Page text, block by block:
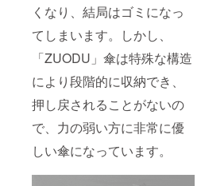
くなり、結局はゴミになっ
てしまいます。しかし、
「ZUODU」傘は特殊な構造
により段階的に収納でき、
押し戻されることがないの
で、力の弱い方に非常に優
しい傘になっています。